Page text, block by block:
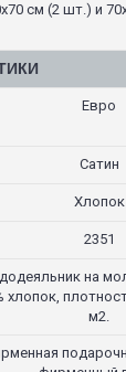
см (2 шт.) и
Евро
Сатин
Хлопок
2351
на
хлопок,
м2.